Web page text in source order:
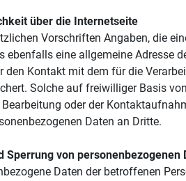
über die Internetseite
Vorschriften Angaben, die
eine allgemeine Adresse
Kontakt mit dem für die
Solche auf freiwilliger Basis
oder der
Daten an Dritte.
Sperrung von personenbezogenen
Daten der betroffenen